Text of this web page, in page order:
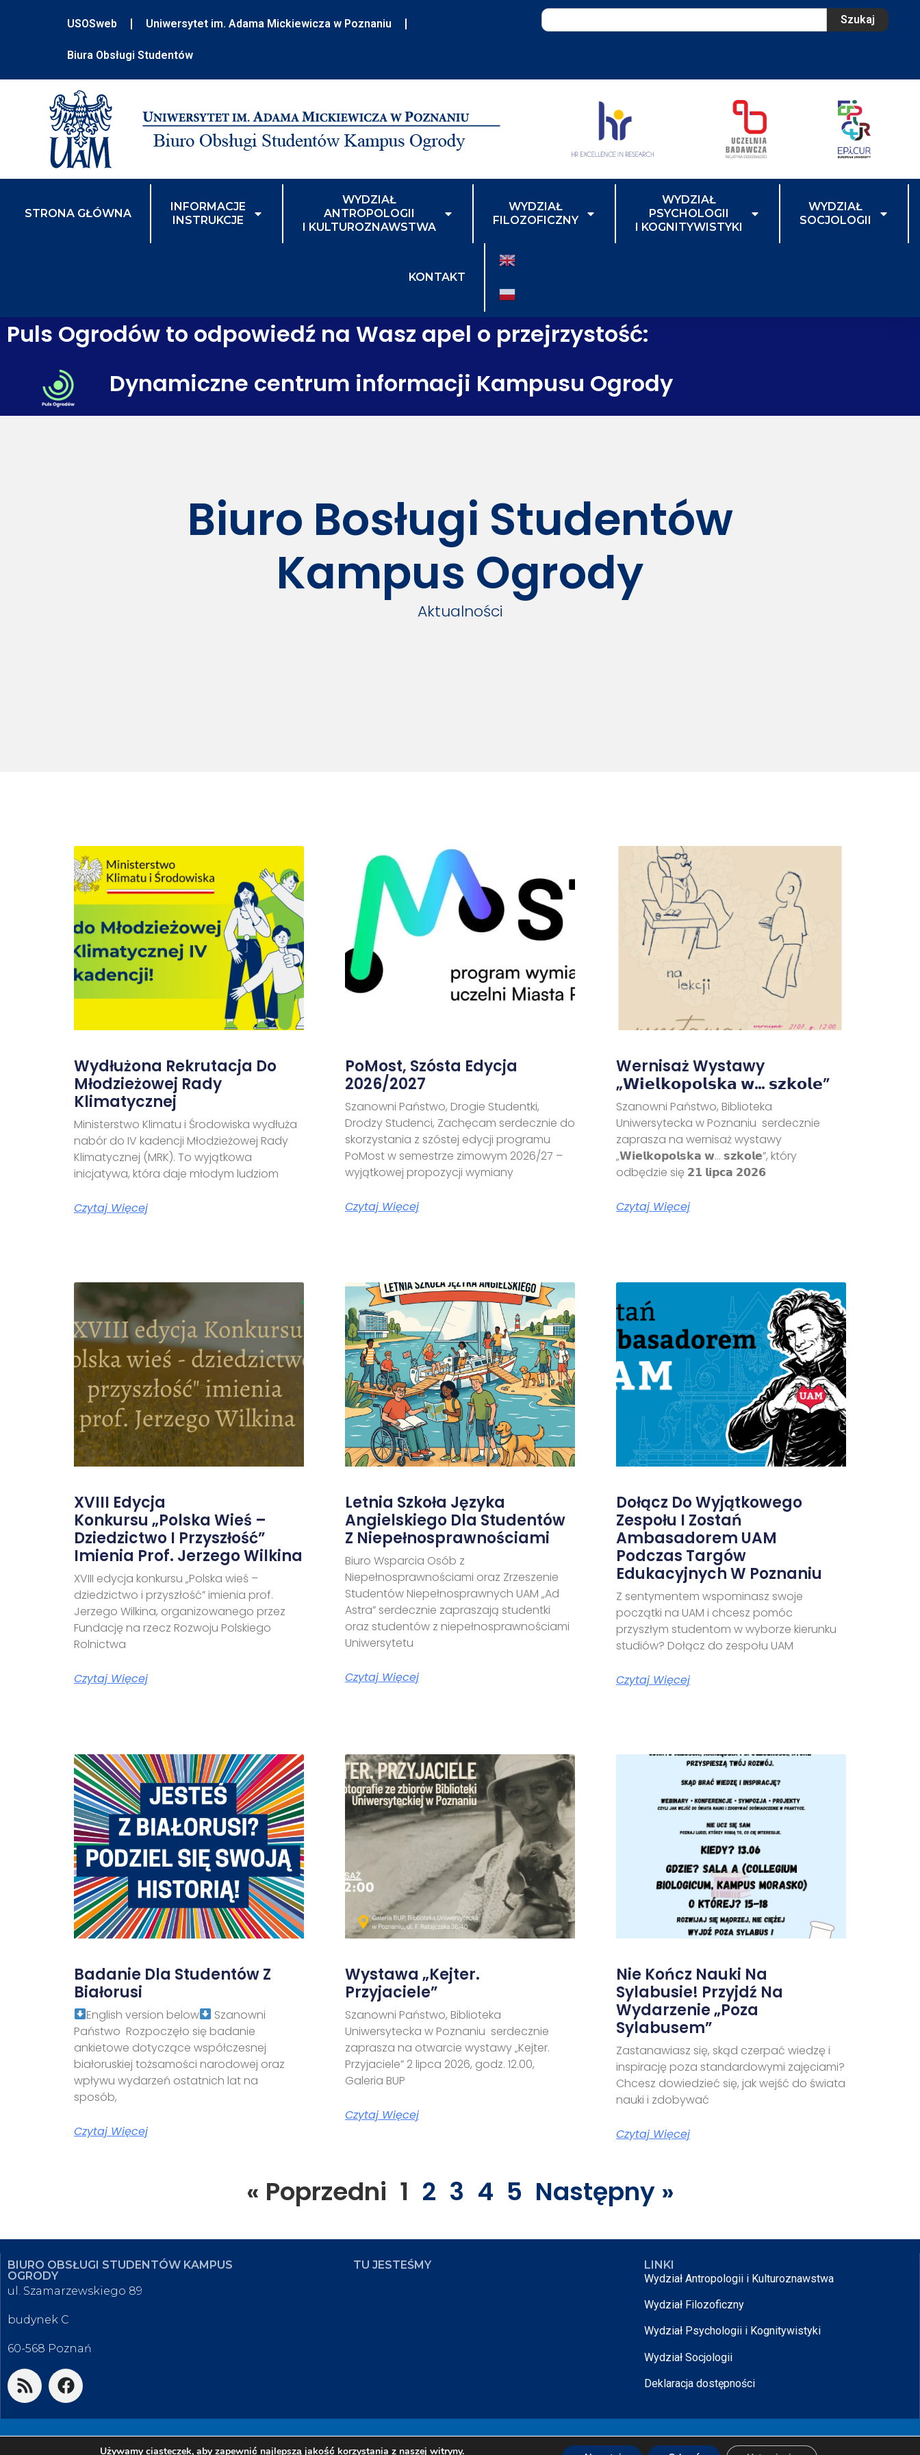
USOSweb Uniwersytet im. Adama Mickiewicza w Poznaniu
Biura Obsługi Studentów
Szukaj
STRONA GŁÓWNA
INFORMACJE
INSTRUKCJE
WYDZIAŁ
ANTROPOLOGII
I KULTUROZNAWSTWA
WYDZIAŁ
FILOZOFICZNY
WYDZIAŁ
PSYCHOLOGII
I KOGNITYWISTYKI
WYDZIAŁ
SOCJOLOGII
KONTAKT
Puls Ogrodów to odpowiedź na Wasz apel o przejrzystość:
Dynamiczne centrum informacji Kampusu Ogrody
Biuro Bosługi Studentów
Kampus Ogrody
Aktualności
Wydłużona Rekrutacja Do
Młodzieżowej Rady
Klimatycznej
Ministerstwo Klimatu i Środowiska wydłuża
nabór do IV kadencji Młodzieżowej Rady
Klimatycznej (MRK). To wyjątkowa
inicjatywa, która daje młodym ludziom
Czytaj Więcej
PoMost, Szósta Edycja
2026/2027
Szanowni Państwo, Drogie Studentki,
Drodzy Studenci, Zachęcam serdecznie do
skorzystania z szóstej edycji programu
PoMost w semestrze zimowym 2026/27 –
wyjątkowej propozycji wymiany
Czytaj Więcej
Wernisaż Wystawy
„𝗪𝗶𝗲𝗹𝗸𝗼𝗽𝗼𝗹𝘀𝗸𝗮 𝘄… 𝘀𝘇𝗸𝗼𝗹𝗲”
Szanowni Państwo, Biblioteka
Uniwersytecka w Poznaniu serdecznie
zaprasza na wernisaż wystawy
„𝗪𝗶𝗲𝗹𝗸𝗼𝗽𝗼𝗹𝘀𝗸𝗮 𝘄… 𝘀𝘇𝗸𝗼𝗹𝗲”, który
odbędzie się 𝟮𝟭 𝗹𝗶𝗽𝗰𝗮 𝟮𝟬𝟮𝟲
Czytaj Więcej
XVIII Edycja
Konkursu „Polska Wieś –
Dziedzictwo I Przyszłość”
Imienia Prof. Jerzego Wilkina
XVIII edycja konkursu „Polska wieś –
dziedzictwo i przyszłość” imienia prof.
Jerzego Wilkina, organizowanego przez
Fundację na rzecz Rozwoju Polskiego
Rolnictwa
Czytaj Więcej
Letnia Szkoła Języka
Angielskiego Dla Studentów
Z Niepełnosprawnościami
Biuro Wsparcia Osób z
Niepełnosprawnościami oraz Zrzeszenie
Studentów Niepełnosprawnych UAM „Ad
Astra” serdecznie zapraszają studentki
oraz studentów z niepełnosprawnościami
Uniwersytetu
Czytaj Więcej
Dołącz Do Wyjątkowego
Zespołu I Zostań
Ambasadorem UAM
Podczas Targów
Edukacyjnych W Poznaniu
Z sentymentem wspominasz swoje
początki na UAM i chcesz pomóc
przyszłym studentom w wyborze kierunku
studiów? Dołącz do zespołu UAM
Czytaj Więcej
Badanie Dla Studentów Z
Białorusi
English version below
Szanowni
Państwo Rozpoczęło się badanie
ankietowe dotyczące współczesnej
białoruskiej tożsamości narodowej oraz
wpływu wydarzeń ostatnich lat na
sposób,
Czytaj Więcej
Wystawa „Kejter.
Przyjaciele”
Szanowni Państwo, Biblioteka
Uniwersytecka w Poznaniu serdecznie
zaprasza na otwarcie wystawy „Kejter.
Przyjaciele” 2 lipca 2026, godz. 12.00,
Galeria BUP
Czytaj Więcej
Nie Kończ Nauki Na
Sylabusie! Przyjdź Na
Wydarzenie „Poza
Sylabusem”
Zastanawiasz się, skąd czerpać wiedzę i
inspirację poza standardowymi zajęciami?
Chcesz dowiedzieć się, jak wejść do świata
nauki i zdobywać
Czytaj Więcej
« Poprzedni 1 2 3 4 5 Następny »
BIURO OBSŁUGI STUDENTÓW KAMPUS
OGRODY
ul. Szamarzewskiego 89
budynek C
60-568 Poznań
TU JESTEŚMY
LINKI
Wydział Antropologii i Kulturoznawstwa
Wydział Filozoficzny
Wydział Psychologii i Kognitywistyki
Wydział Socjologii
Deklaracja dostępności
© 2026 Biuro Obsługi Studentów Kampus
Zaprojektowane przezNikodem Kałek
Używamy ciasteczek, aby zapewnić najlepszą jakość korzystania z naszej witryny.